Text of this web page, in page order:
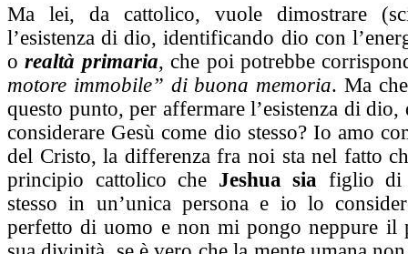
Ma lei, da cattolico, vuole dimostrare
l’esistenza di dio, identificando dio con
orealtà primaria, che poi potrebbe
motore immobile” di buona memoria. Ma
questo punto, per affermare l’esistenza di dio,
considerare Gesù come dio stesso? Io amo
del Cristo, la differenza fra noi sta nel fatto
principio cattolico che Jeshua sia figlio
stesso in un’unica persona e io lo
perfetto di uomo e non mi pongo neppure il